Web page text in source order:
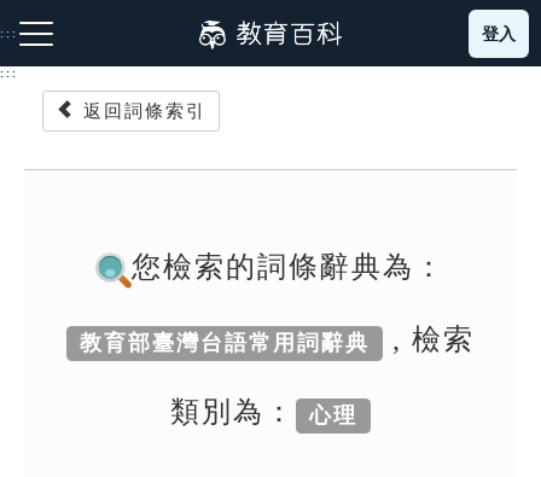
到
主
::: 登入
:::
返回詞條索引
您檢索的詞條辭典為：
教育部臺灣台語常用詞辭典 , 檢索
類別為： 心理